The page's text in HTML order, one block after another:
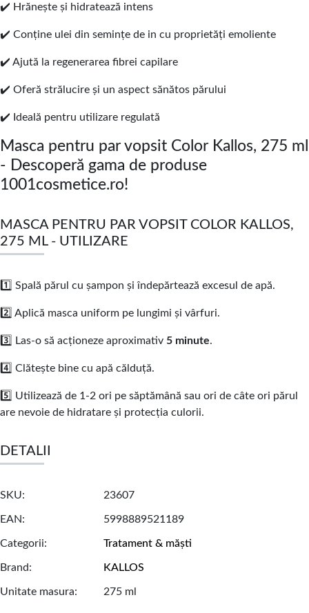
✔️ Hrănește și hidratează intens
✔️ Conține ulei din semințe de in cu proprietăți emoliente
✔️ Ajută la regenerarea fibrei capilare
✔️ Oferă strălucire și un aspect sănătos părului
✔️ Ideală pentru utilizare regulată
Masca pentru par vopsit Color Kallos, 275 ml
- Descoperă gama de produse
1001cosmetice.ro!
MASCA PENTRU PAR VOPSIT COLOR KALLOS,
275 ML - UTILIZARE
1️⃣ Spală părul cu șampon și îndepărtează excesul de apă.
2️⃣ Aplică masca uniform pe lungimi și vârfuri.
3️⃣ Las-o să acționeze aproximativ 5 minute.
4️⃣ Clătește bine cu apă călduță.
5️⃣ Utilizează de 1-2 ori pe săptămână sau ori de câte ori părul
are nevoie de hidratare și protecția culorii.
DETALII
SKU 23607
EAN 5998889521189
Categorii Tratament & măști
Brand KALLOS
Unitate masura 275 ml